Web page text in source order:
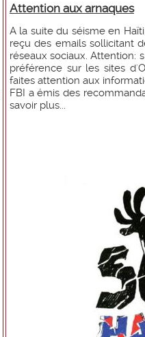
Attention aux arnaques
A la suite du séisme en
reçu des emails sollicitant
réseaux sociaux. Attention:
préférence sur les sites
faites attention aux
FBI a émis des
savoir plus...